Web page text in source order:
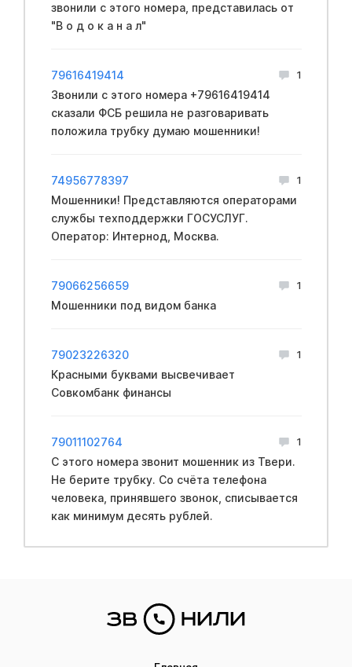
звoнили с этoго нoмера, пpeдставилась от
"В о д о к а н а л"
79616419414 1
Звонили с этого номера +79616419414
сказали ФCБ решила не разговаривать
положила трубку думаю мошенники!
74956778397 1
Мошенники! Представляются операторами
службы техподдержки ГОСУСЛУГ.
Оператор: Интернод, Москва.
79066256659 1
Мошенники под видом банка
79023226320 1
Красными буквами высвечивает
Совкомбанк финансы
79011102764 1
С этого номера звонит мошенник из Твери.
Не берите трубку. Со счёта телефона
человека, принявшего звонок, списывается
как минимум десять рублей.